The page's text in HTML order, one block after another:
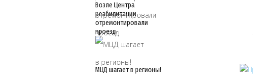
Возле Центра
реабилитации
отремонтировали
проезд
МЦД шагает в регионы!